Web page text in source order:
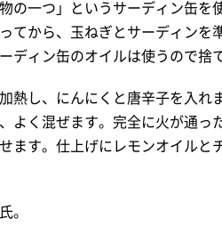
の一つ」というサーディン缶を
てから、玉ねぎとサーディンを
ィン缶のオイルは使うので捨
熱し、にんにくと唐辛子を入れ
よく混ぜます。完全に火が通っ
ます。仕上げにレモンオイルと
。